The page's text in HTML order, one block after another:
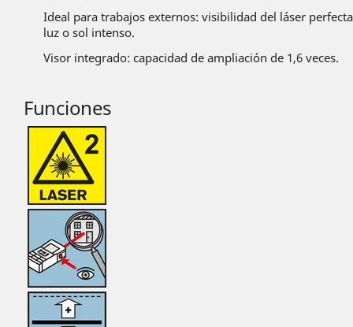
Ideal para trabajos externos: visibilidad del láser
luz o sol intenso.
Visor integrado: capacidad de ampliación de 1,6 veces.
Funciones